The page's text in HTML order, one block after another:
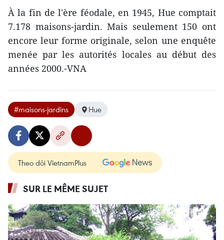
À la fin de l'ère féodale, en 1945, Hue comptait
7.178 maisons-jardin. Mais seulement 150 ont
encore leur forme originale, selon une enquête
menée par les autorités locales au début des
années 2000.-VNA
#maisons-jardins Hue
Theo dõi VietnamPlus
SUR LE MÊME SUJET